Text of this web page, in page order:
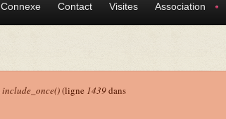
Connexe Contact Visites Association
include_once()(ligne 1439dans